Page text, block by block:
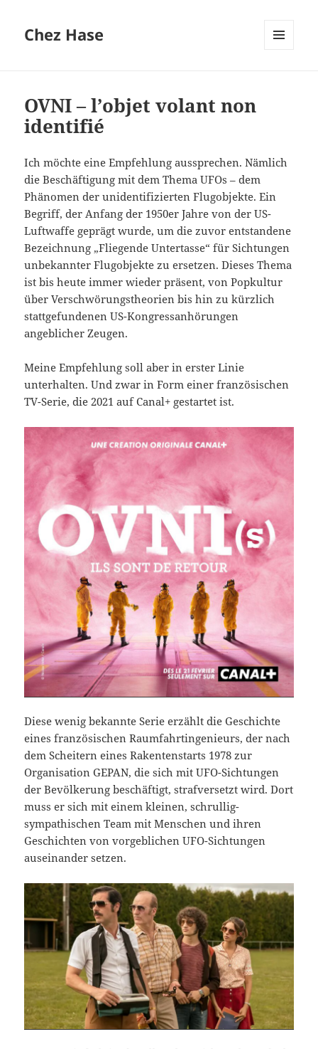
Chez Hase
OVNI – l’objet volant non
identifié
Ich möchte eine Empfehlung aussprechen. Nämlich
die Beschäftigung mit dem Thema UFOs – dem
Phänomen der unidentifizierten Flugobjekte. Ein
Begriff, der Anfang der 1950er Jahre von der US-
Luftwaffe geprägt wurde, um die zuvor entstandene
Bezeichnung „Fliegende Untertasse“ für Sichtungen
unbekannter Flugobjekte zu ersetzen. Dieses Thema
ist bis heute immer wieder präsent, von Popkultur
über Verschwörungstheorien bis hin zu kürzlich
stattgefundenen US-Kongressanhörungen
angeblicher Zeugen.
Meine Empfehlung soll aber in erster Linie
unterhalten. Und zwar in Form einer französischen
TV-Serie, die 2021 auf Canal+ gestartet ist.
Diese wenig bekannte Serie erzählt die Geschichte
eines französischen Raumfahrtingenieurs, der nach
dem Scheitern eines Rakentenstarts 1978 zur
Organisation GEPAN, die sich mit UFO-Sichtungen
der Bevölkerung beschäftigt, strafversetzt wird. Dort
muss er sich mit einem kleinen, schrullig-
sympathischen Team mit Menschen und ihren
Geschichten von vorgeblichen UFO-Sichtungen
auseinander setzen.